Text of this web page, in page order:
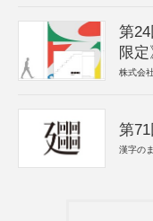
第
限定
株式会
第
漢字の